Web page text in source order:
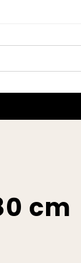
cm